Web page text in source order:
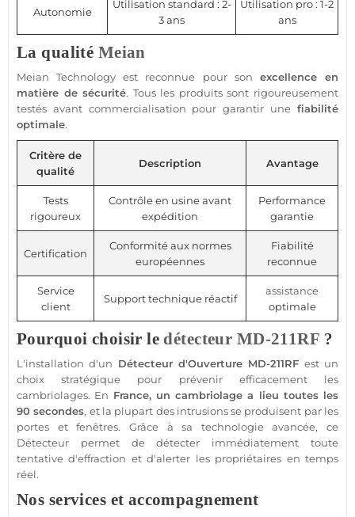
Autonomie
Utilisation standard : 2-
3 ans
Utilisation pro : 1-2
ans
La qualité Meian
Meian Technology est reconnue pour son excellence en
matière desécurité. Tous les produits sont rigoureusement
testés avant commercialisation pour garantir une fiabilité
optimale.
Critère de
qualité
Description Avantage
Tests
rigoureux
Contrôle en usine avant
expédition
Performance
garantie
Certification
Conformité aux normes
européennes
Fiabilité
reconnue
Service
client
Support technique réactif
assistance
optimale
Pourquoi choisir le détecteur MD-211RF ?
L'installation d'un Détecteur d'Ouverture MD-211RF est un
choix stratégique pour prévenir efficacement les
cambriolages. En France, un cambriolage a lieu toutes les
90 secondes, et la plupart des intrusions se produisent par les
portes et fenêtres. Grâce à sa technologie avancée, ce
Détecteur permet de détecter immédiatement toute
tentative d'effraction et d'alerter les propriétaires en temps
réel.
Nos services et accompagnement